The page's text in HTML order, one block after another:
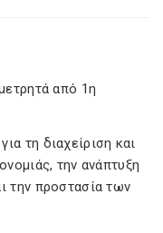
από 1η
τη διαχείριση και
την ανάπτυξη
την προστασία των